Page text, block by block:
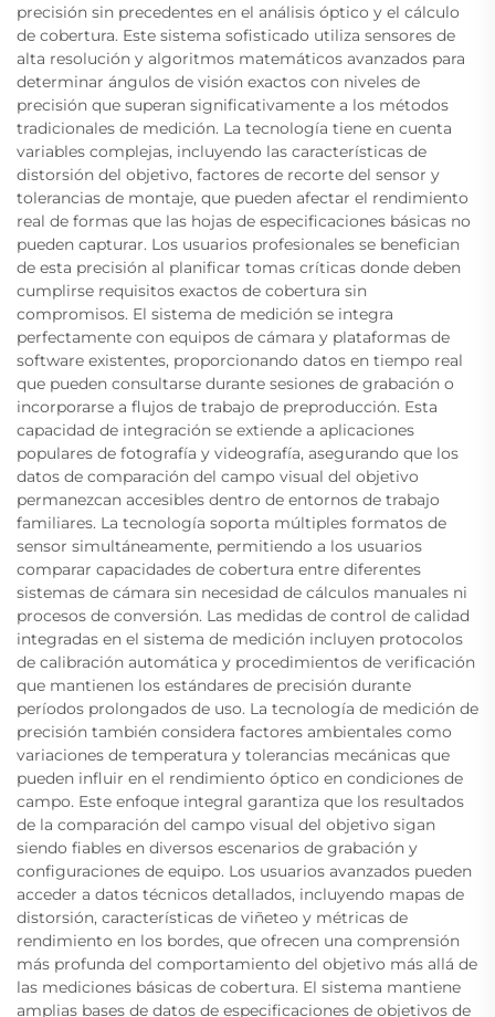
precisión sin precedentes en el análisis óptico y el cálculo
de cobertura. Este sistema sofisticado utiliza sensores de
alta resolución y algoritmos matemáticos avanzados para
determinar ángulos de visión exactos con niveles de
precisión que superan significativamente a los métodos
tradicionales de medición. La tecnología tiene en cuenta
variables complejas, incluyendo las características de
distorsión del objetivo, factores de recorte del sensor y
tolerancias de montaje, que pueden afectar el rendimiento
real de formas que las hojas de especificaciones básicas no
pueden capturar. Los usuarios profesionales se benefician
de esta precisión al planificar tomas críticas donde deben
cumplirse requisitos exactos de cobertura sin
compromisos. El sistema de medición se integra
perfectamente con equipos de cámara y plataformas de
software existentes, proporcionando datos en tiempo real
que pueden consultarse durante sesiones de grabación o
incorporarse a flujos de trabajo de preproducción. Esta
capacidad de integración se extiende a aplicaciones
populares de fotografía y videografía, asegurando que los
datos de comparación del campo visual del objetivo
permanezcan accesibles dentro de entornos de trabajo
familiares. La tecnología soporta múltiples formatos de
sensor simultáneamente, permitiendo a los usuarios
comparar capacidades de cobertura entre diferentes
sistemas de cámara sin necesidad de cálculos manuales ni
procesos de conversión. Las medidas de control de calidad
integradas en el sistema de medición incluyen protocolos
de calibración automática y procedimientos de verificación
que mantienen los estándares de precisión durante
períodos prolongados de uso. La tecnología de medición de
precisión también considera factores ambientales como
variaciones de temperatura y tolerancias mecánicas que
pueden influir en el rendimiento óptico en condiciones de
campo. Este enfoque integral garantiza que los resultados
de la comparación del campo visual del objetivo sigan
siendo fiables en diversos escenarios de grabación y
configuraciones de equipo. Los usuarios avanzados pueden
acceder a datos técnicos detallados, incluyendo mapas de
distorsión, características de viñeteo y métricas de
rendimiento en los bordes, que ofrecen una comprensión
más profunda del comportamiento del objetivo más allá de
las mediciones básicas de cobertura. El sistema mantiene
amplias bases de datos de especificaciones de objetivos de